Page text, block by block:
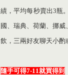
績，平均每秒賣出3瓶
國、瑞典、荷蘭、挪
飲，三兩好友聊天小酌
隨手可得7-11就買得到